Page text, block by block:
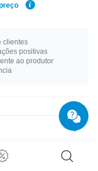
clientes
positivas
ao produtor